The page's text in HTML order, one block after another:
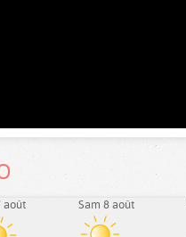
août Sam 8 août